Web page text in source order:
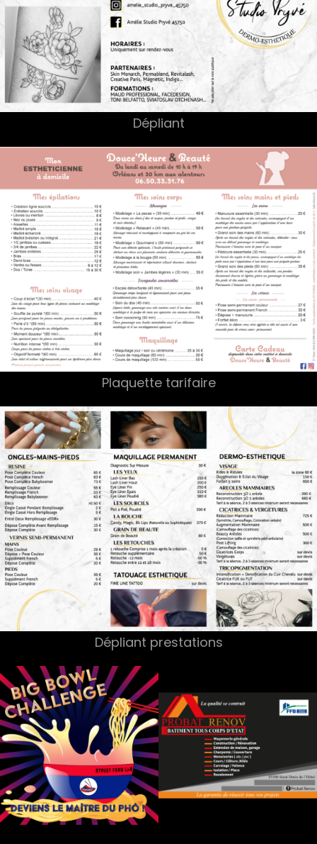
Dépliant
Plaquette tarifaire
Dépliant prestations